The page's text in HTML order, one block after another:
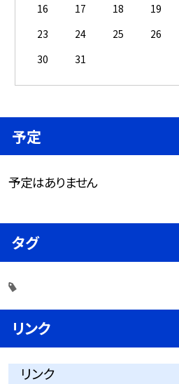
16
17 18 19
23
24 25 26
30
31
予定
予定はありません
タグ
リンク
リンク